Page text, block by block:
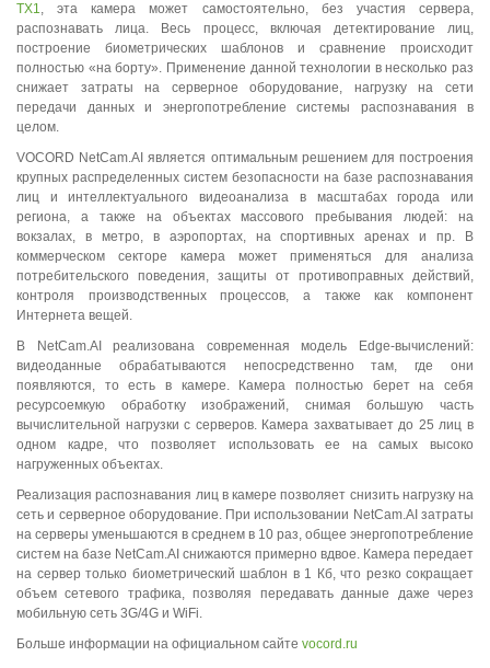
TX1, эта камера может самостоятельно, без участия сервера,
распознавать лица. Весь процесс, включая детектирование лиц,
построение биометрических шаблонов и сравнение происходит
полностью «на борту». Применение данной технологии в несколько раз
снижает затраты на серверное оборудование, нагрузку на сети
передачи данных и энергопотребление системы распознавания в
целом.
VOCORD NetCam.AI является оптимальным решением для построения
крупных распределенных систем безопасности на базе распознавания
лиц и интеллектуального видеоанализа в масштабах города или
региона, а также на объектах массового пребывания людей: на
вокзалах, в метро, в аэропортах, на спортивных аренах и пр. В
коммерческом секторе камера может применяться для анализа
потребительского поведения, защиты от противоправных действий,
контроля производственных процессов, а также как компонент
Интернета вещей.
В NetCam.AI реализована современная модель Edge-вычислений:
видеоданные обрабатываются непосредственно там, где они
появляются, то есть в камере. Камера полностью берет на себя
ресурсоемкую обработку изображений, снимая большую часть
вычислительной нагрузки с серверов. Камера захватывает до 25 лиц в
одном кадре, что позволяет использовать ее на самых высоко
нагруженных объектах.
Реализация распознавания лиц в камере позволяет снизить нагрузку на
сеть и серверное оборудование. При использовании NetCam.AI затраты
на серверы уменьшаются в среднем в 10 раз, общее энергопотребление
систем на базе NetCam.AI снижаются примерно вдвое. Камера передает
на сервер только биометрический шаблон в 1 Кб, что резко сокращает
объем сетевого трафика, позволяя передавать данные даже через
мобильную сеть 3G/4G и WiFi.
Больше информации на официальном сайте vocord.ru